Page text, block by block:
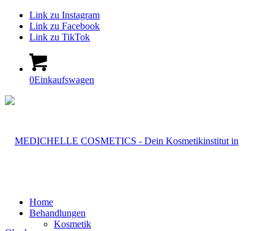
Link zu Instagram
Link zu Facebook
Link zu TikTok
0Einkaufswagen
Home
Behandlungen
Kosmetik